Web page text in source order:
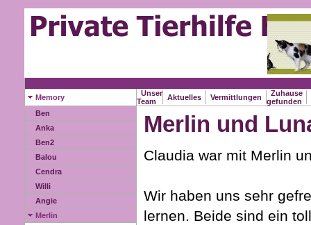
Memory
Unser
Team
Aktuelles Vermittlungen
Zuhause
gefunden
Ben
Anka
Ben2
Balou
Cendra
Willi
Angie
Merlin
Merlin und
Claudia war mit Merlin
Wir haben uns sehr
lernen. Beide sind ein